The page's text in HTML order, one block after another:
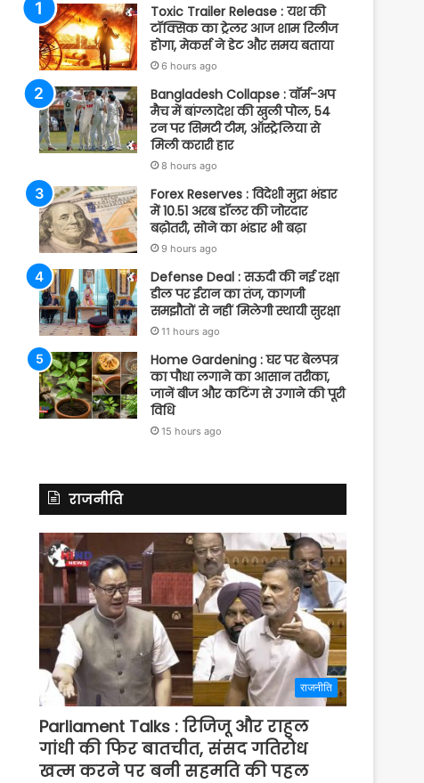
Toxic Trailer Release : यश की
टॉक्सिक का ट्रेलर आज शाम रिलीज
होगा, मेकर्स ने डेट और समय बताया
6 hours ago
Bangladesh Collapse : वॉर्म-अप
मैच में बांग्लादेश की खुली पोल, 54
रन पर सिमटी टीम, ऑस्ट्रेलिया से
मिली करारी हार
8 hours ago
Forex Reserves : विदेशी मुद्रा भंडार
में 10.51 अरब डॉलर की जोरदार
बढ़ोतरी, सोने का भंडार भी बढ़ा
9 hours ago
Defense Deal : सऊदी की नई रक्षा
डील पर ईरान का तंज, कागजी
समझौतों से नहीं मिलेगी स्थायी सुरक्षा
11 hours ago
Home Gardening : घर पर बेलपत्र
का पौधा लगाने का आसान तरीका,
जानें बीज और कटिंग से उगाने की पूरी
विधि
15 hours ago
राजनीति
राजनीति
Parliament Talks : रिजिजू और राहुल
गांधी की फिर बातचीत, संसद गतिरोध
खत्म करने पर बनी सहमति की पहल